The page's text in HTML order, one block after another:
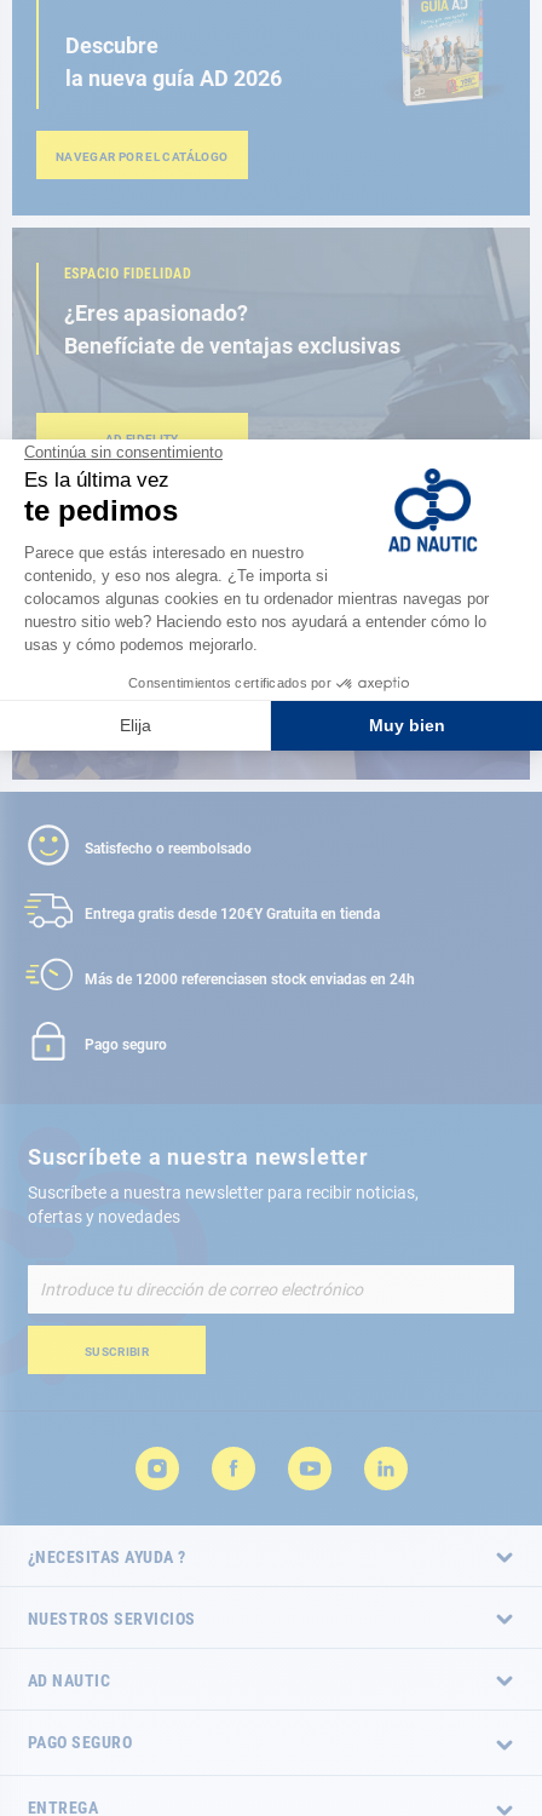
Descubre
la nueva guía AD 2026
NAVEGAR POR EL CATÁLOGO
ESPACIO FIDELIDAD
¿Eres apasionado?
Benefíciate de ventajas exclusivas
AD FIDELITY
CERCA DE TI
150 tiendas en el mundo,
la fuerza de una red
ENCUENTRA UNA TIENDA
Satisfecho o reembolsado
Entrega gratis desde 120€Y Gratuita en tienda
Más de 12000 referenciasen stock enviadas en 24h
Pago seguro
Suscríbete a nuestra newsletter
Suscríbete a nuestra newsletter para recibir noticias,
ofertas y novedades
nuestro
de
SUSCRIBIR
¿NECESITAS AYUDA ?
NUESTROS SERVICIOS
AD NAUTIC
PAGO SEGURO
ENTREGA